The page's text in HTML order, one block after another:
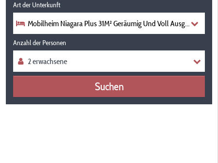
Art der Unterkunft
Mobilheim Niagara Plus 31M² Geräumig Und Voll Ausgestattete
Anzahl der Personen
Suchen